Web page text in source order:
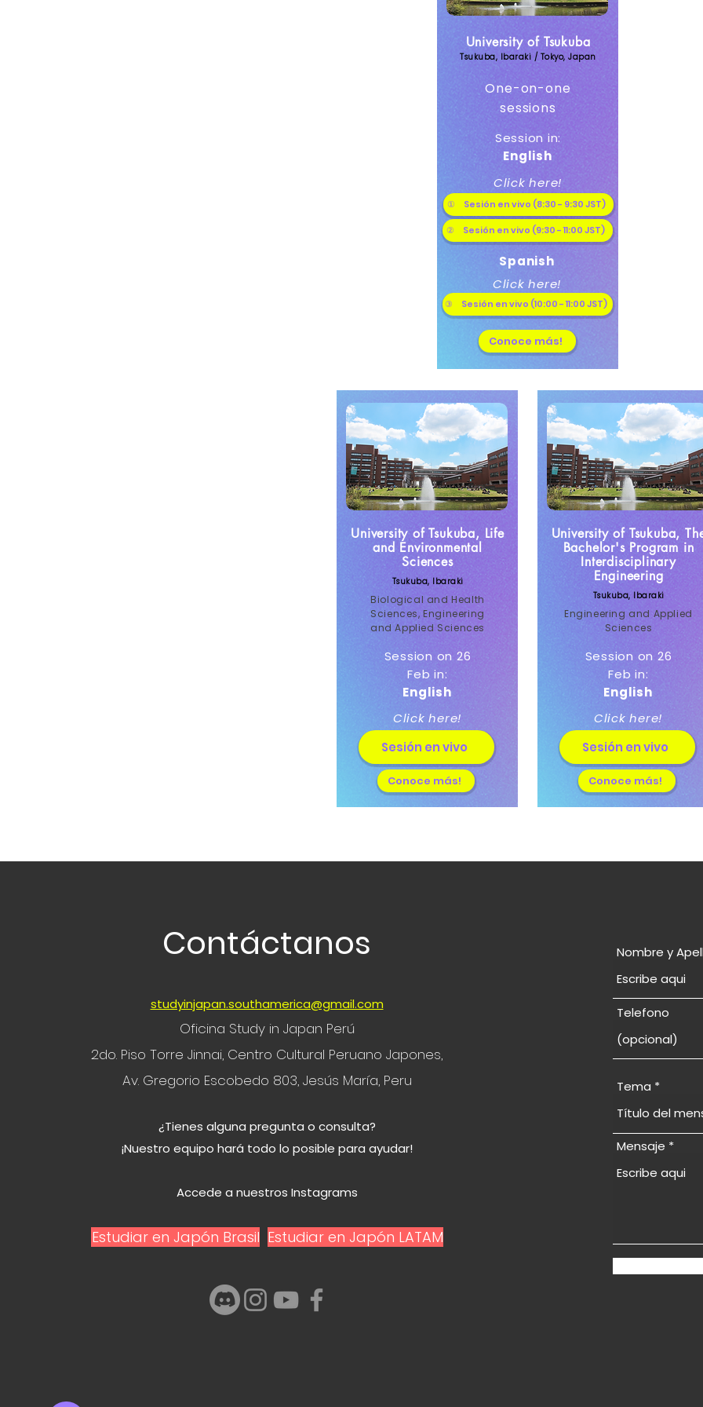
University of Tsukuba
Tsukuba, Ibaraki / Tokyo, Japan
One-on-one
sessions
Session in:
English
Click here!
① Sesión en vivo (8:30 - 9:30 JST)
② Sesión en vivo (9:30 - 11:00 JST)
Spanish
Click here!
③ Sesión en vivo (10:00 - 11:00 JST)
Conoce más!
University of Tsukuba, Life
and Environmental
Sciences
Tsukuba, Ibaraki
Biological and Health
Sciences, Engineering
and Applied Sciences
Session on 26
Feb in:
English
Click here!
Sesión en vivo
Conoce más!
University of Tsukuba,
Bachelor's Program in
Interdisciplinary
Engineering
Tsukuba, Ibaraki
Engineering and Applied
Sciences
Session on 26
Feb in:
English
Click here!
Sesión en vivo
Conoce más!
Contáctanos
studyinjapan.southamerica@gmail.com
Oficina Study in Japan Perú
2do. Piso Torre Jinnai, Centro Cultural Peruano Japones,
Av. Gregorio Escobedo 803, Jesús María, Peru
¿Tienes alguna pregunta o consulta?
¡Nuestro equipo hará todo lo posible para ayudar!
Accede a nuestros Instagrams
Estudiar en Japón Brasil Estudiar en Japón LATAM
Nombre y
Telefono
Tema
Mensaje